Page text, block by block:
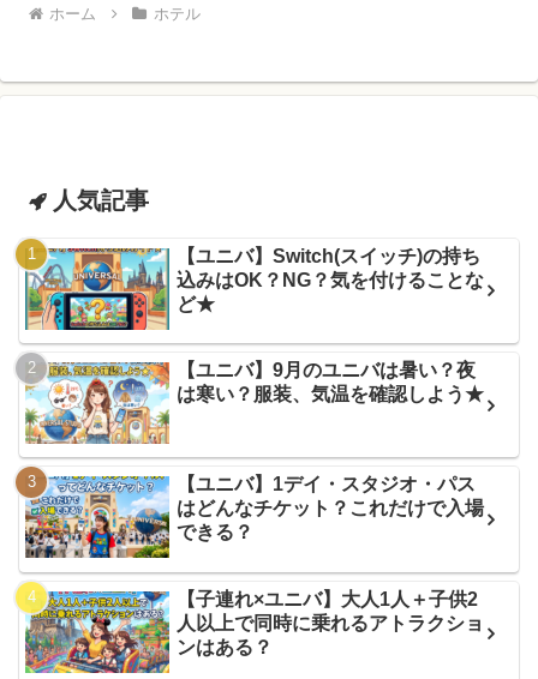
ホーム ホテル
人気記事
【ユニバ】Switch(スイッチ)の持ち
込みはOK？NG？気を付けることな
ど★
【ユニバ】9月のユニバは暑い？夜
は寒い？服装、気温を確認しよう★
【ユニバ】1デイ・スタジオ・パス
はどんなチケット？これだけで入場
できる？
【子連れ×ユニバ】大人1人＋子供2
人以上で同時に乗れるアトラクショ
ンはある？